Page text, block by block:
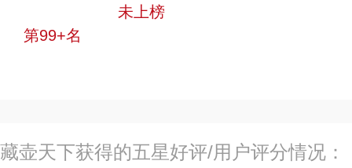
未上榜
第99+名
藏壶天下获得的五星好评/用户评分情况：